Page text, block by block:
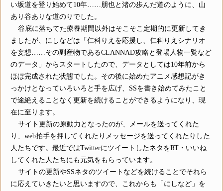
い坂道を登り始めて10年……朋也と渚の歩んだ道のように、山
あり谷ありな道のりでした。
谷底に落ちてた療養期間以外はそこそこ定期的に更新してき
ましたが、にしなどは「仁科りえを応援し、仁科りえシナリオ
を妄想……その副産物であるCLANNAD攻略と登場人物一覧など
のデータ」からスタートしたので、データとしては10年前から
ほぼ完成された状態でした。その後に始めたアニメ感想記がき
っかけとなっていろいろと手を広げ、SSを書き始めてみたこと
で途絶えることなく更新を続けることができるようになり、現
在に至ります。
サイト更新の原動力となったのが、メールを送ってくれた
り、web拍手を押してくれたりメッセージを送ってくれたりした
人たちです。最近ではTwitterにツイートしたネタをRT・いいね
してくれた人たちにも元気をもらっています。
サイトの更新やSSネタのツイートなどを続けることでそれら
に応えていきたいと思いますので、これからも「にしなど」を